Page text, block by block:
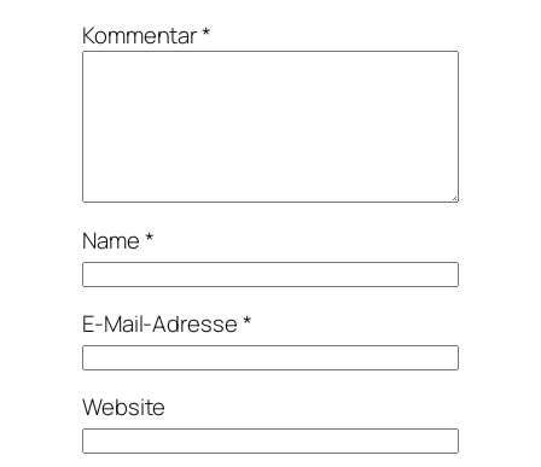
Kommentar*
Name*
E-Mail-Adresse*
Website